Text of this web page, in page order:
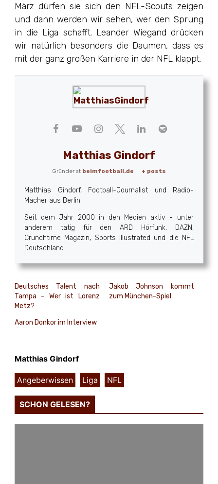
März dürfen sie sich den NFL-Scouts zeigen
und dann werden wir sehen, wer den Sprung
in die Liga schafft. Leander Wiegand drücken
wir natürlich besonders die Daumen, dass es
mit der ganz großen Karriere in der NFL klappt.
Matthias Gindorf
Gründer at beimfootball.de + posts
Matthias Gindorf, Football-Journalist und Radio-
Macher aus Berlin.
Seit dem Jahr 2000 in den Medien aktiv - unter
anderem tätig für den ARD Hörfunk, DAZN,
Crunchtime Magazin, Sports Illustrated und die NFL
Deutschland.
Deutsches Talent nach
Tampa – Wer ist Lorenz
Metz?
Jakob Johnson kommt
zum München-Spiel
Aaron Donkor im Interview
Matthias Gindorf
Angeberwissen Liga NFL
SCHON GELESEN?